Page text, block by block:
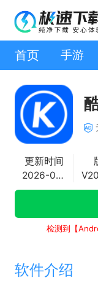
首页 手游
更新时间
2026-08-05
检测到【
软件介绍